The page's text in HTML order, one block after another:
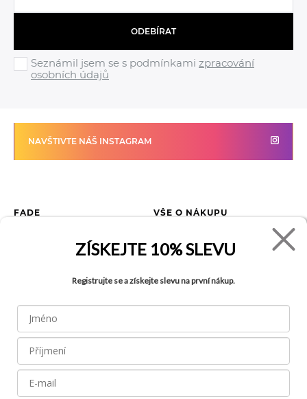
ODEBÍRAT
Seznámil jsem se s podmínkami zpracování
osobních údajů
NAVŠTIVTE NÁŠ INSTAGRAM
FADE
Blog
VŠE O NÁKUPU
Jak reklamovat zboží
Tabulka velikostí
Recyklace
ZÍSKEJTE 10% SLEVU
Registrujte se a získejte slevu na první nákup.